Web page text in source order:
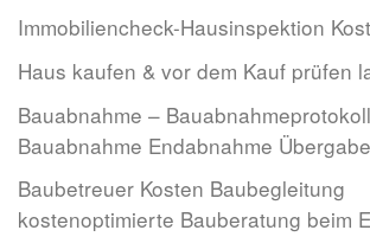
Immobiliencheck-Hausinspektion
Haus kaufen & vor dem Kauf prüfen
Bauabnahme –
Bauabnahme Endabnahme Übergabe
Baubetreuer Kosten Baubegleitung
kostenoptimierte Bauberatung beim